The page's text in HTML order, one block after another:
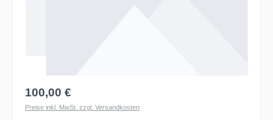
100,00 €
Preise inkl. MwSt. zzgl. Versandkosten